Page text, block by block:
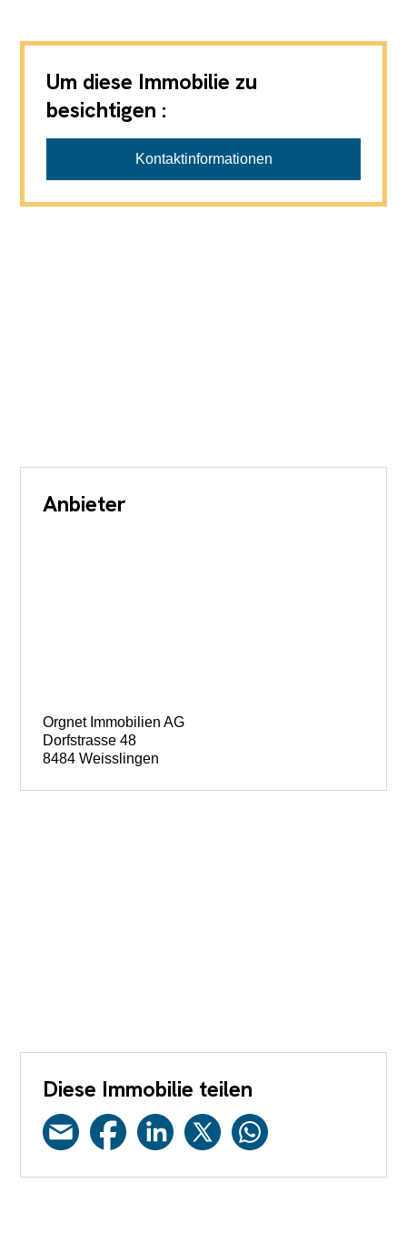
Um diese Immobilie zu
besichtigen :
Kontaktinformationen
Anbieter
Orgnet Immobilien AG
Dorfstrasse 48
8484 Weisslingen
Diese Immobilie teilen